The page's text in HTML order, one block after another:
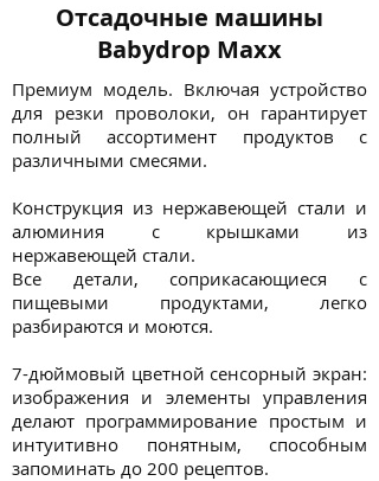
Отсадочные машины
Babydrop Maxx
Премиум модель. Включая устройство
для резки проволоки, он гарантирует
полный ассортимент продуктов с
различными смесями.
Конструкция из нержавеющей стали и
алюминия с крышками из
нержавеющей стали.
Все детали, соприкасающиеся с
пищевыми продуктами, легко
разбираются и моются.
7-дюймовый цветной сенсорный экран:
изображения и элементы управления
делают программирование простым и
интуитивно понятным, способным
запоминать до 200 рецептов.